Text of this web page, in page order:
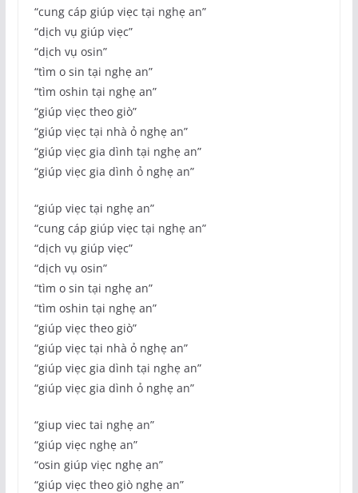
“cung cáp giúp viẹc tại nghẹ an”
“dịch vụ giúp viẹc”
“dịch vụ osin”
“tìm o sin tại nghẹ an”
“tìm oshin tại nghẹ an”
“giúp viẹc theo giò”
“giúp viẹc tại nhà ỏ nghẹ an”
“giúp viẹc gia dình tại nghẹ an”
“giúp viẹc gia dình ỏ nghẹ an”
“giúp viẹc tại nghẹ an”
“cung cáp giúp viẹc tại nghẹ an”
“dịch vụ giúp viẹc”
“dịch vụ osin”
“tìm o sin tại nghẹ an”
“tìm oshin tại nghẹ an”
“giúp viẹc theo giò”
“giúp viẹc tại nhà ỏ nghẹ an”
“giúp viẹc gia dình tại nghẹ an”
“giúp viẹc gia dình ỏ nghẹ an”
“giup viec tai nghẹ an”
“giúp viẹc nghẹ an”
“osin giúp viẹc nghẹ an”
“giúp viẹc theo giò nghẹ an”